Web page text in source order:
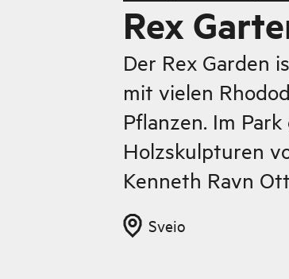
Rex
Der Rex Garden
mit vielen
Pflanzen. Im
Holzskulpturen
Kenneth Ravn
Sveio